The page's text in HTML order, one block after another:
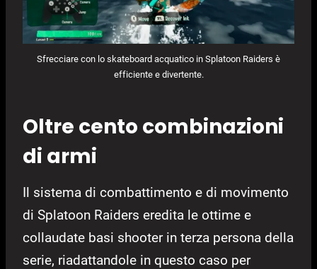
Sfrecciare con lo skateboard acquatico in Splatoon Raiders è
efficiente e divertente.
Oltre cento combinazioni
di armi
Il sistema di combattimento e di movimento
di Splatoon Raiders eredita le ottime e
collaudate basi shooter in terza persona della
serie, riadattandole in questo caso per